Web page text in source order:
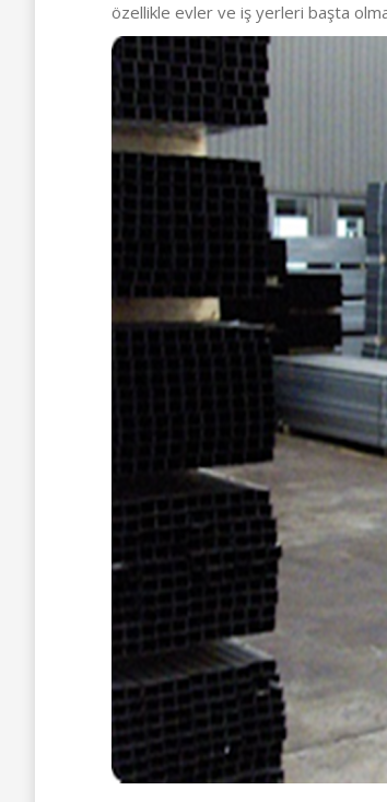
özellikle evler ve iş yerleri başta